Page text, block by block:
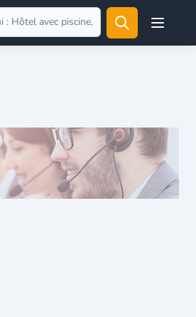
Open